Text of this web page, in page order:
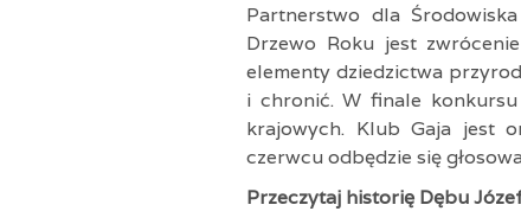
Partnerstwo dla
Drzewo Roku jest
elementy dziedzictwa
i chronić. W finale
krajowych. Klub Gaja jest
czerwcu odbędzie się
Przeczytaj historię Dębu